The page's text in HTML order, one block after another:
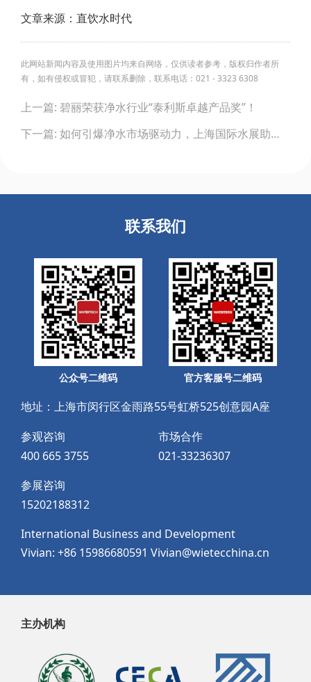
文章来源：直饮水时代
此网站新闻内容及使用图片均来自网络，仅供读者参考，版权归作者所
有，如有侵权或冒犯，请联系删除，联系电话：021 - 3323 6308
navigation
上一篇: 碧丽荣获净水行业“泰利斯卓越产品奖”！
下一篇: 如何引爆净水市场驱动力，上海国际水展助您开拓新商机
联系我们
公众号二维码 官方客服号二维码
地址：上海市闵行区金雨路55号虹桥525创意园A座
参观咨询
400 665 3755
市场合作
021-33236307
参展咨询
15202188312
International Business and Development
Vivian: +86 15986680591 Vivian@wietecchina.cn
主办机构